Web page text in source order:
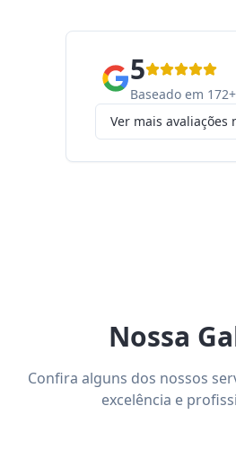
5
Baseado em
Ver mais avaliações
Nossa
Confira alguns dos nossos
excelência e